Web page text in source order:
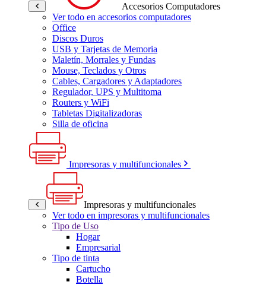
Accesorios Computadores
Ver todo en accesorios computadores
Office
Discos Duros
USB y Tarjetas de Memoria
Maletín, Morrales y Fundas
Mouse, Teclados y Otros
Cables, Cargadores y Adaptadores
Regulador, UPS y Multitoma
Routers y WiFi
Tabletas Digitalizadoras
Silla de oficina
Impresoras y multifuncionales
Impresoras y multifuncionales
Ver todo en impresoras y multifuncionales
Tipo de Uso
Hogar
Empresarial
Tipo de tinta
Cartucho
Botella